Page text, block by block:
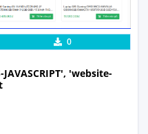
Xem Thực Tế
0
'website-